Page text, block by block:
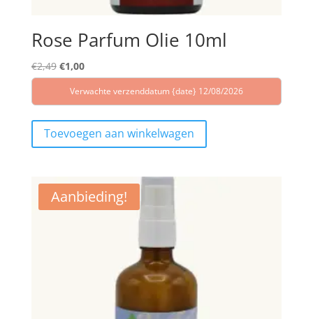
Rose Parfum Olie 10ml
€2,49 Oorspronkelijke
prijs
was:
€1,00Huidige
prijs
is:
Verwachte verzenddatum {date} 12/08/2026
Toevoegen aan winkelwagen
Aanbieding!